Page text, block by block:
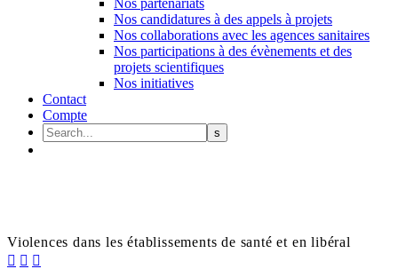
Nos partenariats
Nos candidatures à des appels à projets
Nos collaborations avec les agences sanitaires
Nos participations à des évènements et des
projets scientifiques
Nos initiatives
Contact
Compte
Violences dans les établissements de santé et en libéral
  